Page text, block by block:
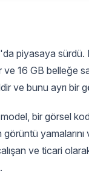
piyasaya
ve 16 GB belleğe
ve bunu ayrı bir
bir görsel
görüntü
ve ticari